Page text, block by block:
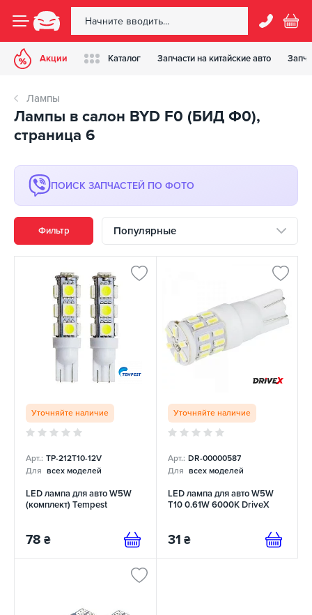
Акции Каталог Запчасти на китайские авто
Лампы
Лампы в салон BYD F0 (БИД Ф0),
страница 6
ПОИСК ЗАПЧАСТЕЙ ПО ФОТО
Фильтр Популярные
Уточняйте наличие
Арт.: TP-212T10-12V
Для всех моделей
LED лампа для авто W5W
(комплект) Tempest
78 ₴
Уточняйте наличие
Арт.: DR-00000587
Для всех моделей
LED лампа для авто W5W
T10 0.61W 6000K DriveX
31 ₴